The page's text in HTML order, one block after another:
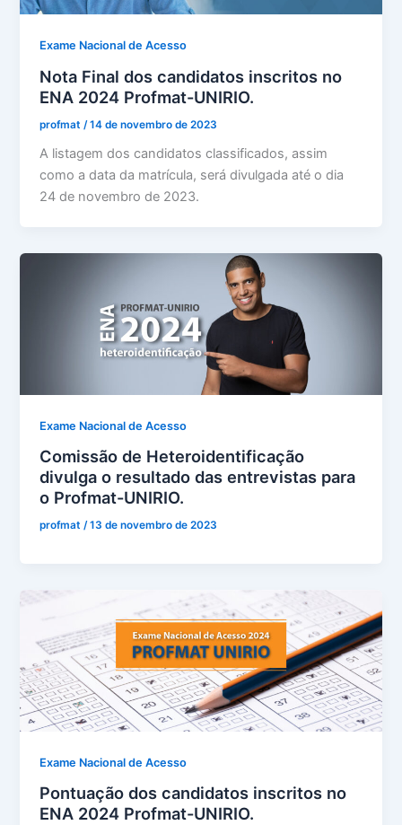
Exame Nacional de Acesso
Nota Final dos candidatos inscritos no
ENA 2024 Profmat-UNIRIO.
profmat /14 de novembro de 2023
A listagem dos candidatos classificados, assim
como a data da matrícula, será divulgada até o dia
24 de novembro de 2023.
Exame Nacional de Acesso
Comissão de Heteroidentificação
divulga o resultado das entrevistas para
o Profmat-UNIRIO.
profmat/13 de novembro de 2023
Exame Nacional de Acesso
Pontuação dos candidatos inscritos no
ENA 2024 Profmat-UNIRIO.